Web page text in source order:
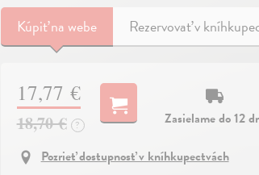
Kúpiťna webe Rezervovať v
17,77 €
18,70 € ?
Zasielame do 12
Pozrieť dostupnosť v kníhkupectvách